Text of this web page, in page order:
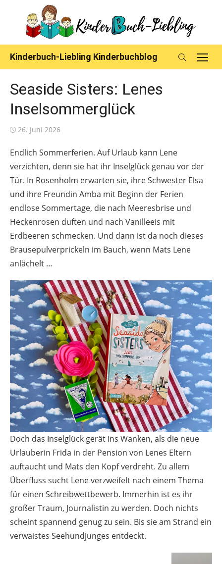
content
Kinderbuch-Liebling Kinderbuchblog
Seaside Sisters: Lenes
Inselsommerglück
Posted
26. Juni 2026
Endlich Sommerferien. Auf Urlaub kann Lene
verzichten, denn sie hat ihr Inselglück genau vor der
Tür. In Rosenholm erwarten sie, ihre Schwester Elsa
und ihre Freundin Amba mit Beginn der Ferien
endlose Sommertage, die nach Meeresbrise und
Heckenrosen duften und nach Vanilleeis mit
Erdbeeren schmecken. Und dann ist da noch dieses
Brausepulverprickeln im Bauch, wenn Mats Lene
anlächelt …
Doch das Inselglück gerät ins Wanken, als die neue
Urlauberin Frida in der Pension von Lenes Eltern
auftaucht und Mats den Kopf verdreht. Zu allem
Überfluss sucht Lene verzweifelt nach einem Thema
für einen Schreibwettbewerb. Immerhin ist es ihr
großer Traum, Journalistin zu werden. Doch nichts
scheint spannend genug zu sein. Bis sie am Strand ein
verwaistes Seehundjunges entdeckt.